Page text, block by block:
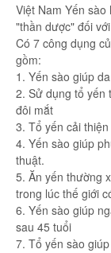
Việt Nam Yến
"thần dược" đối
Có 7 công dụng
gồm:
1. Yến sào giúp
2. Sử dụng tổ yến
đôi mắt
3. Tổ yến cải
4. Yến sào giúp
thuật.
5. Ăn yến thường
trong lúc thế giới
6. Yến sào giúp
sau 45 tuổi
7. Tổ yến sào